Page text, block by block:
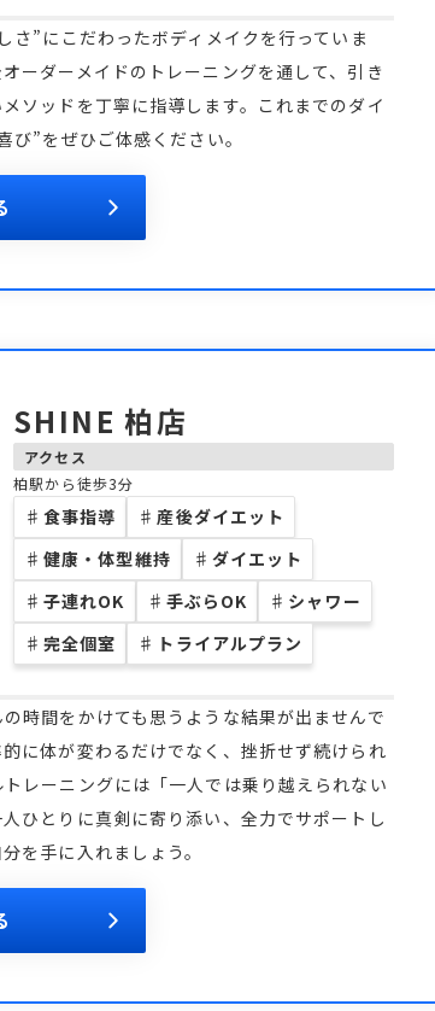
さ”にこだわったボディメイクを行っていま
ーダーメイドのトレーニングを通して、引き
ソッドを丁寧に指導します。これまでのダイ
”をぜひご体感ください。
SHINE 柏店
アクセス
柏駅から徒歩3分
♯ 食事指導 ♯ 産後ダイエット
♯ 健康・体型維持 ♯ ダイエット
♯ 子連れOK ♯ 手ぶらOK ♯ シャワー
♯ 完全個室 ♯ トライアルプラン
時間をかけても思うような結果が出ませんで
に体が変わるだけでなく、挫折せず続けられ
レーニングには「一人では乗り越えられない
ひとりに真剣に寄り添い、全力でサポートし
を手に入れましょう。